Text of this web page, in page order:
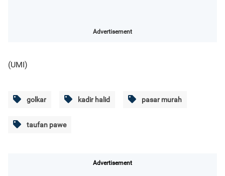
Advertisement
(UMI)
golkar kadir halid pasar murah
taufan pawe
Advertisement